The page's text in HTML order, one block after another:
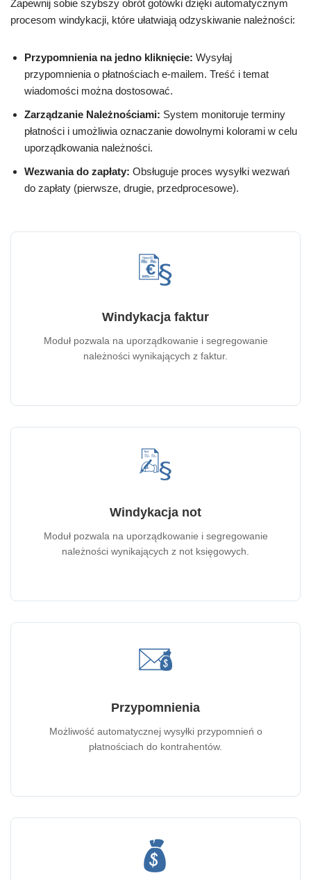
Zapewnij sobie szybszy obrót gotówki dzięki automatycznym
procesom windykacji, które ułatwiają odzyskiwanie należności:
Przypomnienia na jedno kliknięcie: Wysyłaj
przypomnienia o płatnościach e-mailem. Treść i temat
wiadomości można dostosować.
Zarządzanie Należnościami: System monitoruje terminy
płatności i umożliwia oznaczanie dowolnymi kolorami w celu
uporządkowania należności.
Wezwania do zapłaty: Obsługuje proces wysyłki wezwań
do zapłaty (pierwsze, drugie, przedprocesowe).
Windykacja faktur
Moduł pozwala na uporządkowanie i segregowanie
należności wynikających z faktur.
Windykacja not
Moduł pozwala na uporządkowanie i segregowanie
należności wynikających z not księgowych.
Przypomnienia
Możliwość automatycznej wysyłki przypomnień o
płatnościach do kontrahentów.